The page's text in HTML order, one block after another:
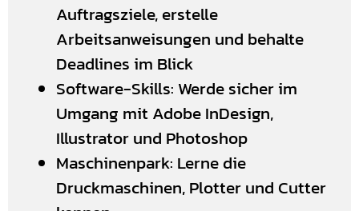
Auftragsziele, erstelle
Arbeitsanweisungen und behalte
Deadlines im Blick
Software-Skills: Werde sicher im
Umgang mit Adobe InDesign,
Illustrator und Photoshop
Maschinenpark: Lerne die
Druckmaschinen, Plotter und Cutter